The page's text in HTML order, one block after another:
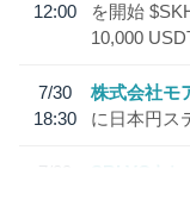
12:00
を開始
10,000
7/30
18:30
株式会社モ
に日本円ス
7/29
SBI VCト